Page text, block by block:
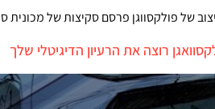
של פולקסווגן פרסם סקיצות של
רוצה את הרעיון הדיגיטלי שלך